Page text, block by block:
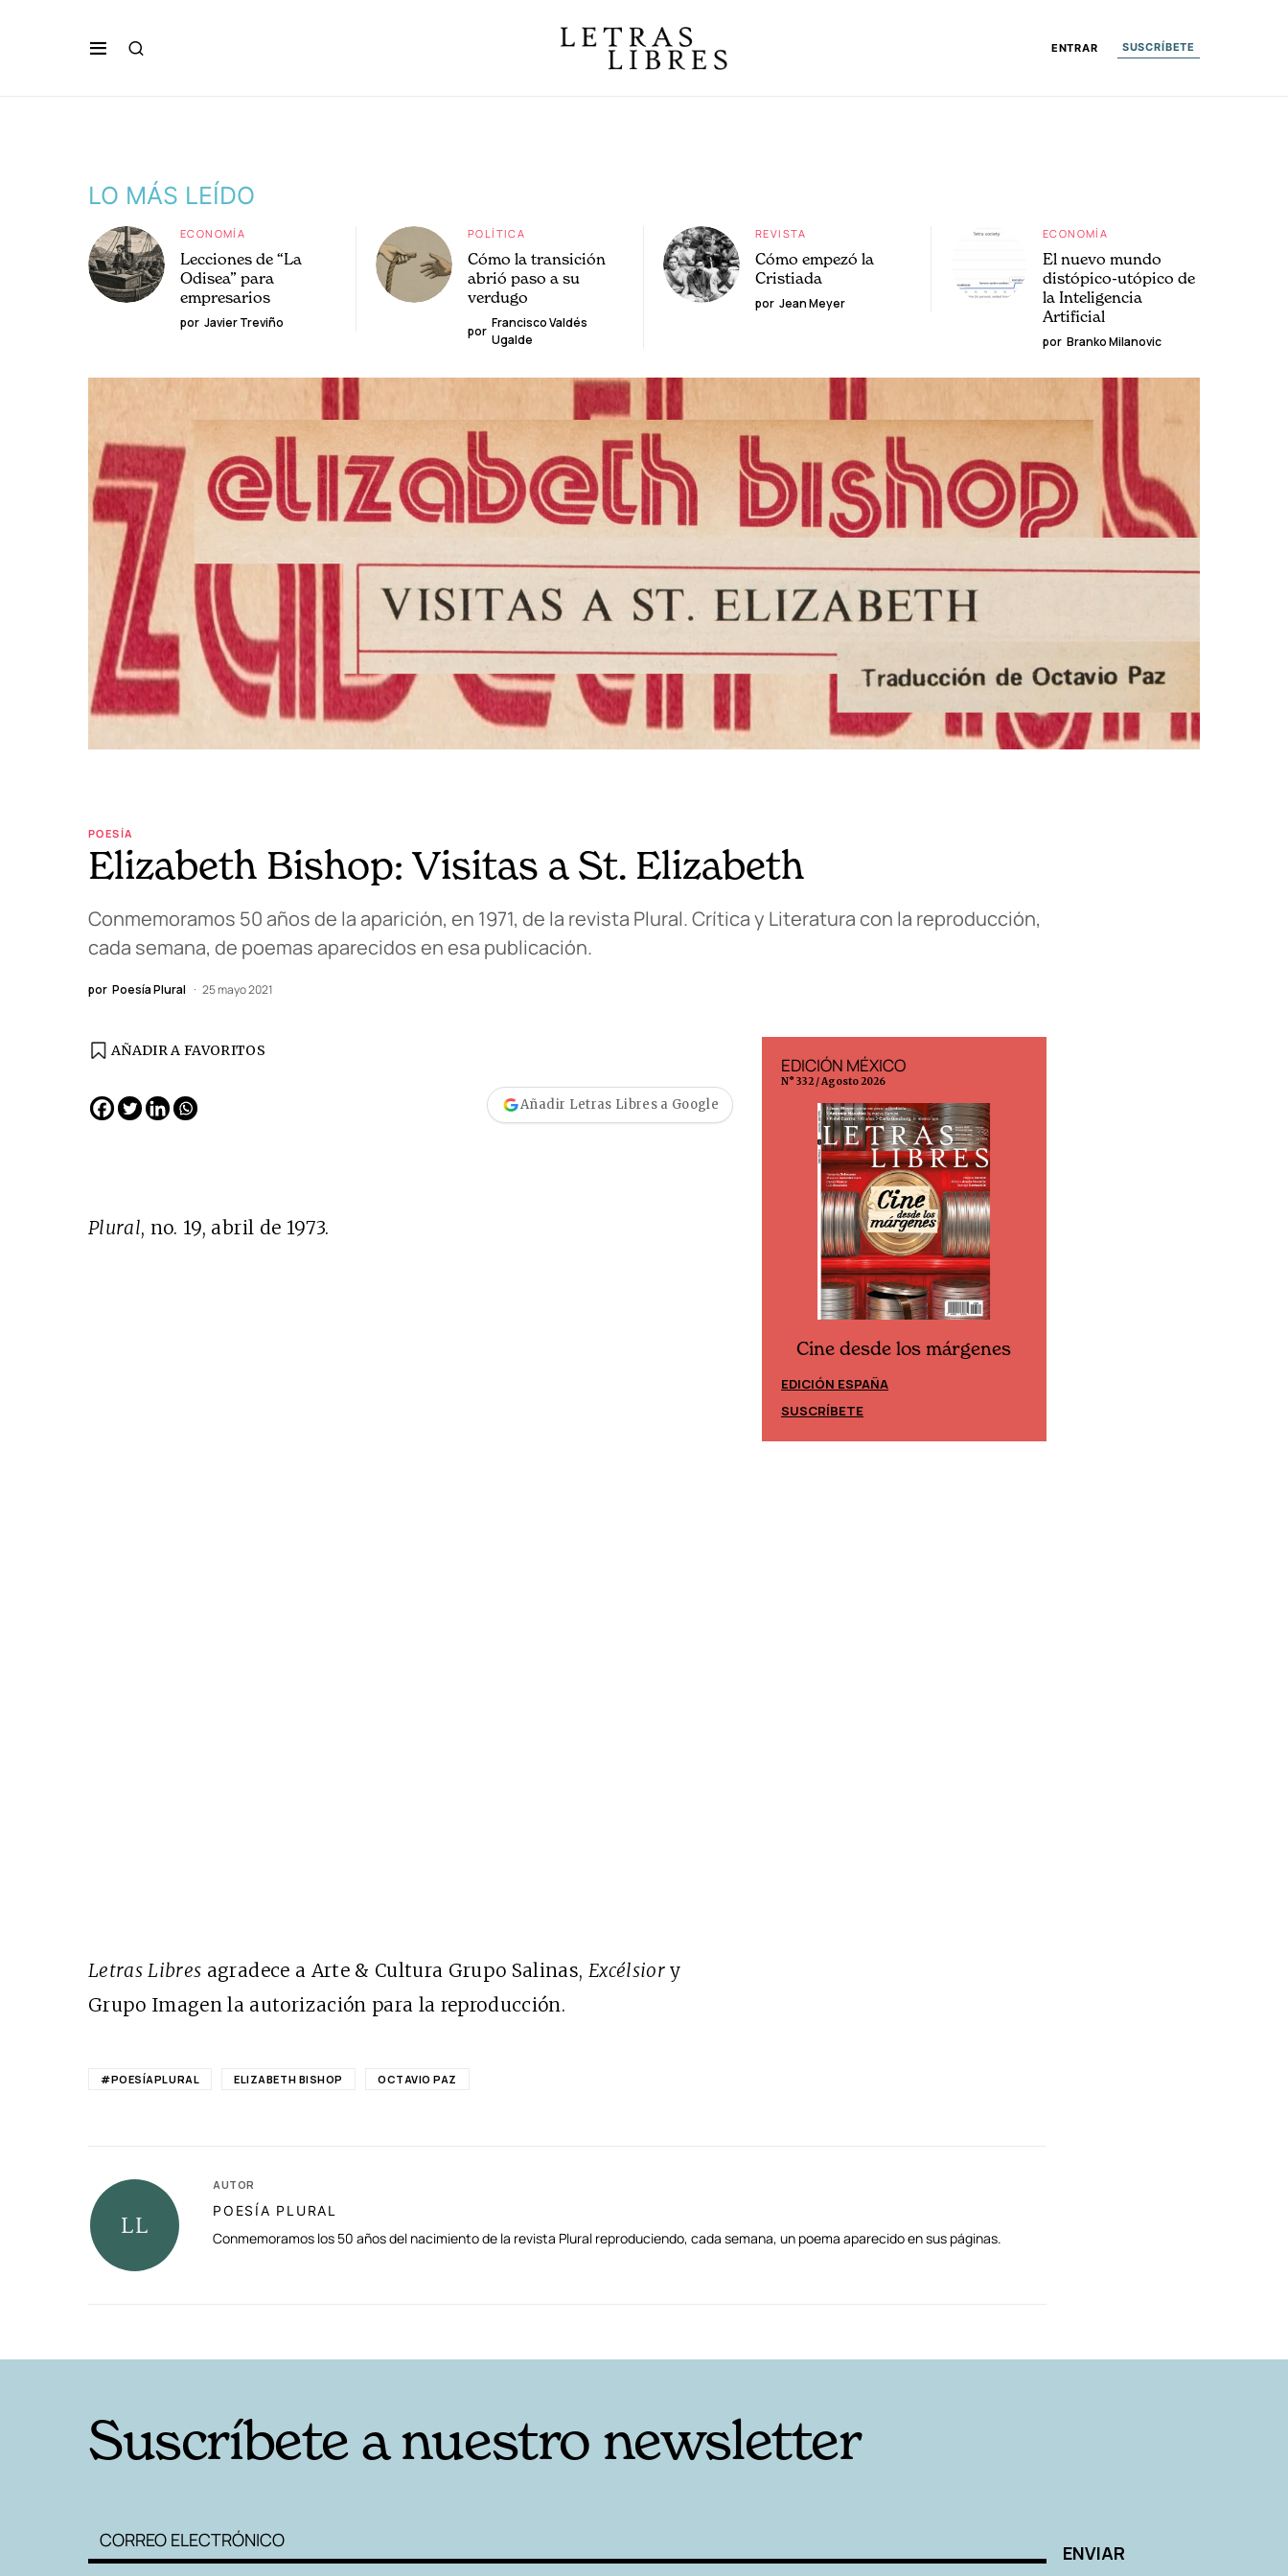
ENTRAR SUSCRÍBETE
LO MÁS LEÍDO
ECONOMÍA
Lecciones de “La
Odisea” para
empresarios
por Javier Treviño
POLÍTICA
Cómo la transición
abrió paso a su
verdugo
por
Francisco Valdés
Ugalde
REVISTA
Cómo empezó la
Cristiada
por Jean Meyer
ECONOMÍA
El nuevo mundo
distópico-utópico de
la Inteligencia
Artificial
por Branko Milanovic
POESÍA
Elizabeth Bishop: Visitas a St. Elizabeth
Conmemoramos 50 años de la aparición, en 1971, de la revista Plural. Crítica y Literatura con la reproducción,
cada semana, de poemas aparecidos en esa publicación.
por Poesía Plural 25 mayo 2021
AÑADIR A FAVORITOS
Añadir Letras Libres a Google
Plural, no. 19, abril de 1973.
Letras Libres agradece a Arte & Cultura Grupo Salinas, Excélsiory
Grupo Imagen la autorización para la reproducción.
EDICIÓN MÉXICO
N° 332 / Agosto 2026
Cine desde los márgenes
EDICIÓN ESPAÑA
SUSCRÍBETE
#POESÍAPLURAL ELIZABETH BISHOP OCTAVIO PAZ
AUTOR
POESÍA PLURAL
Conmemoramos los 50 años del nacimiento de la revista Plural reproduciendo, cada semana, un poema aparecido en sus páginas.
Suscríbete a nuestro newsletter